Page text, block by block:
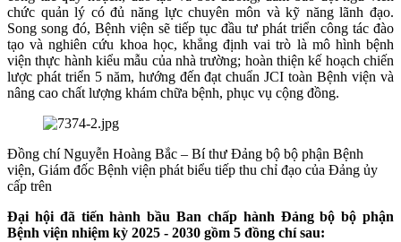
chức quản lý có đủ năng lực chuyên môn và kỹ năng lãnh đạo.
Song song đó, Bệnh viện sẽ tiếp tục đầu tư phát triển công tác đào
tạo và nghiên cứu khoa học, khẳng định vai trò là mô hình bệnh
viện thực hành kiểu mẫu của nhà trường; hoàn thiện kế hoạch chiến
lược phát triển 5 năm, hướng đến đạt chuẩn JCI toàn Bệnh viện và
nâng cao chất lượng khám chữa bệnh, phục vụ cộng đồng.
Đồng chí Nguyễn Hoàng Bắc – Bí thư Đảng bộ bộ phận Bệnh
viện, Giám đốc Bệnh viện phát biểu tiếp thu chỉ đạo của Đảng ủy
cấp trên
Đại hội đã tiến hành bầu Ban chấp hành Đảng bộ bộ phận
Bệnh viện nhiệm kỳ 2025 - 2030 gồm 5 đồng chí sau: